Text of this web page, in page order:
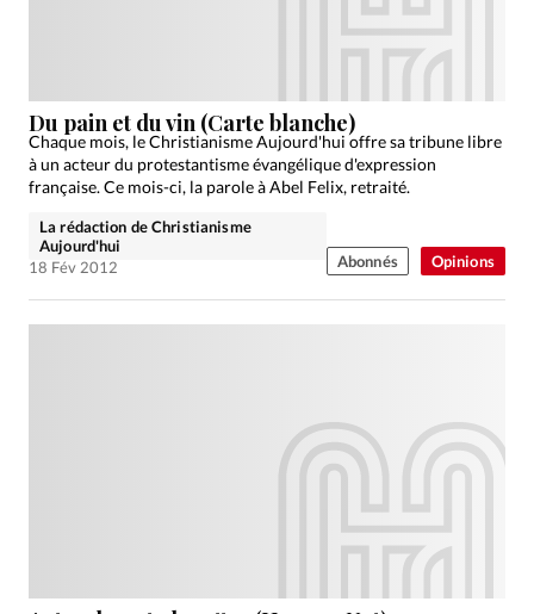
Opinions
Du pain et du vin (Carte blanche)
Chaque mois, le Christianisme Aujourd'hui offre sa tribune libre
à un acteur du protestantisme évangélique d'expression
française. Ce mois-ci, la parole à Abel Felix, retraité.
La rédaction de Christianisme
Aujourd'hui
18 Fév 2012
Abonnés